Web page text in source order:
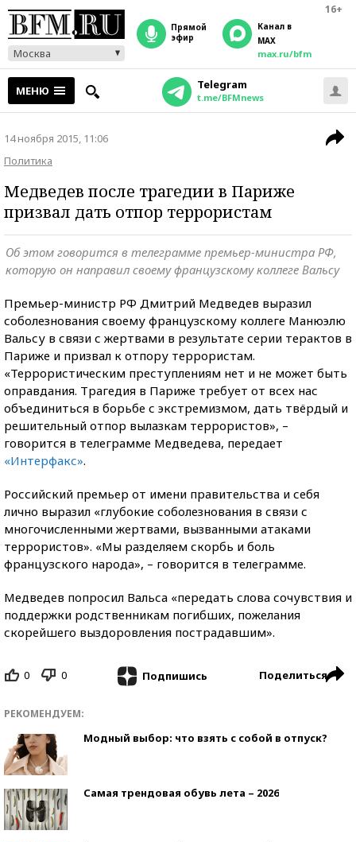
16+
Москва
прямой
эфир
Канал в
MAX
max.ru/bfm
МЕНЮ Telegram
t.me/BFMnews
14 ноября 2015, 11:06
Политика
Медведев после трагедии в Париже
призвал дать отпор террористам
Об этом говорится в телеграмме премьер-министра РФ,
которую он направил своему французскому коллеге Вальсу
Премьер-министр РФ Дмитрий Медведев выразил
соболезнования своему французскому коллеге Манюэлю
Вальсу в связи с жертвами в результате серии терактов в
Париже и призвал к отпору террористам.
«Террористическим преступлениям нет и не может быть
оправдания. Трагедия в Париже требует от всех нас
объединиться в борьбе с экстремизмом, дать твёрдый и
решительный отпор вылазкам террористов», –
говорится в телеграмме Медведева, передает
«Интерфакс».
Российский премьер от имени правительства и себя
лично выразил «глубокие соболезнования в связи с
многочисленными жертвами, вызванными атаками
террористов». «Мы разделяем скорбь и боль
французского народа», – говорится в телеграмме.
Медведев попросил Вальса «передать слова сочувствия и
поддержки родственникам погибших, пожелания
скорейшего выздоровления пострадавшим».
0 0 Подпишись Поделиться
РЕКОМЕНДУЕМ:
Модный выбор: что взять с собой в отпуск?
Самая трендовая обувь лета – 2026